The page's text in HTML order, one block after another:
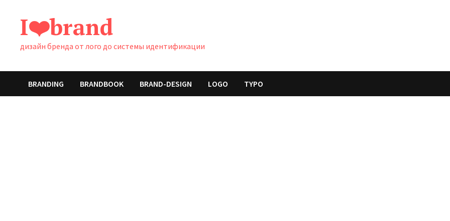
содержимому
I❤️brand
дизайн бренда от лого до системы идентификации
BRANDING BRANDBOOK BRAND-DESIGN LOGO TYPO